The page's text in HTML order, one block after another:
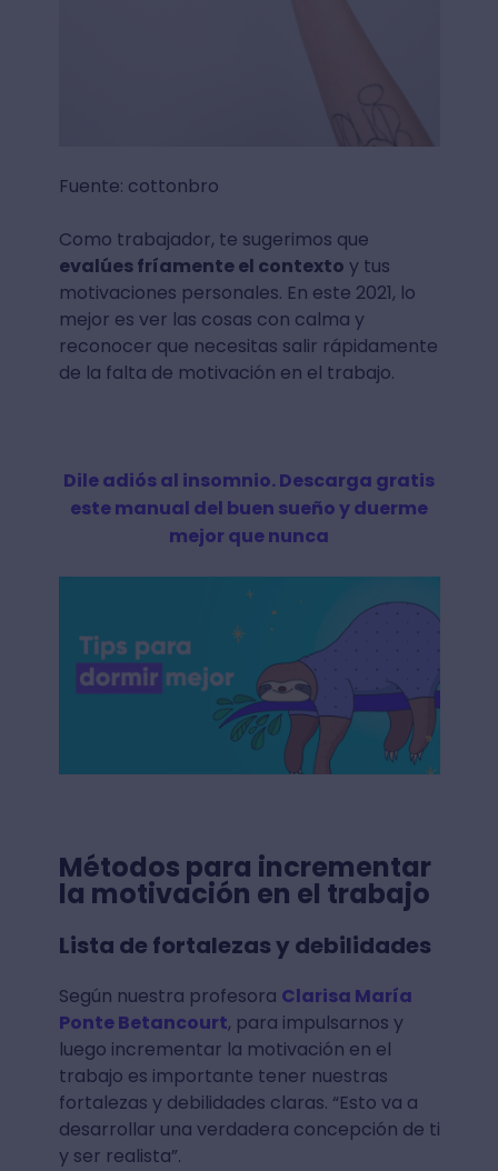
Fuente: cottonbro
Como trabajador, te sugerimos que
evalúes fríamente el contexto y tus
motivaciones personales. En este 2021, lo
mejor es ver las cosas con calma y
reconocer que necesitas salir rápidamente
de la falta de motivación en el trabajo.
Dile adiós al insomnio. Descarga gratis
este manual del buen sueño y duerme
mejor que nunca
Métodos para incrementar
la motivación en el trabajo
Lista de fortalezas y debilidades
Según nuestra profesora Clarisa María
Ponte Betancourt, para impulsarnos y
luego incrementar la motivación en el
trabajo es importante tener nuestras
fortalezas y debilidades claras. “Esto va a
desarrollar una verdadera concepción de ti
y ser realista”.